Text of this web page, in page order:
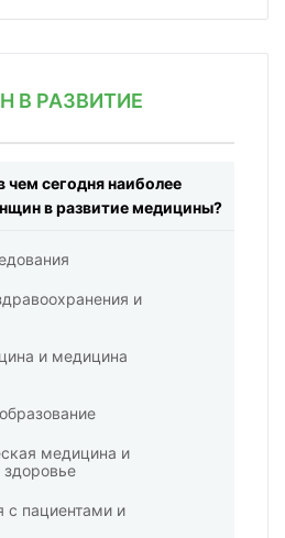
В РАЗВИТИЕ
чем сегодня наиболее
в развитие медицины?
и
и медицина
медицина и
с пациентами и